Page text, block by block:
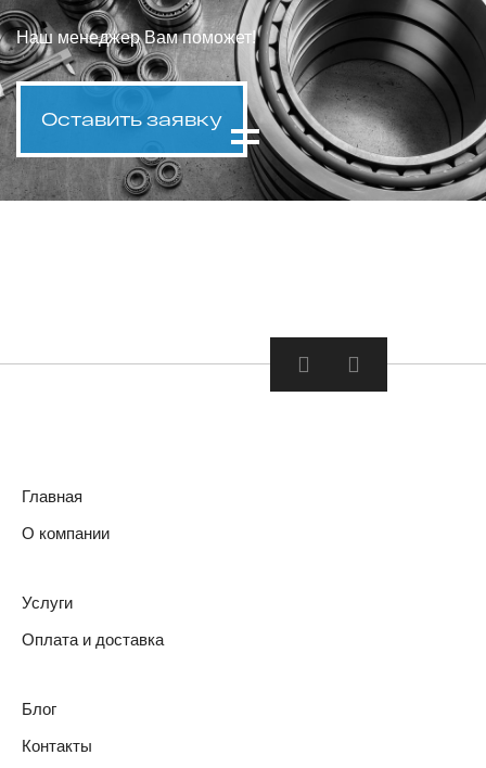
Наш менеджер Вам поможет!
Оставить заявку
Главная
О компании
Услуги
Оплата и доставка
Блог
Контакты